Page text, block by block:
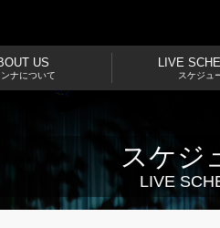
US
ナについて
LIVE
スケジュ
スケジ
LIVE